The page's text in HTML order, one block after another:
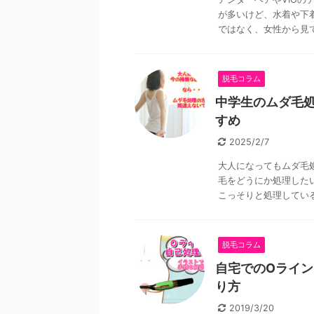
が多いけど、水着や下
ではなく、女性から見
脱毛コラム
中学生のムダ毛
すめ
2025/2/7
大人になってもムダ毛
毛をどうにか処理した
こっそりと処理してい
脱毛コラム
自宅でのOライ
り方
2019/3/20